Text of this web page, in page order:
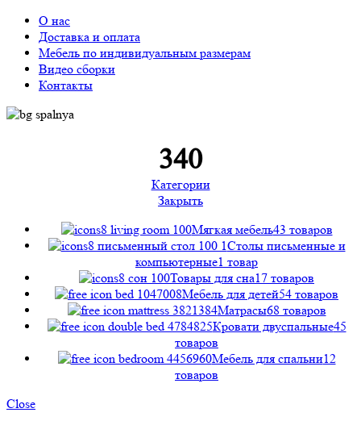
О нас
Доставка и оплата
Мебель по индивидуальным размерам
Видео сборки
Контакты
340
Категории
Закрыть
Мягкая мебель43 товаров
Столы пиcьменные и
компьютерные1 товар
Товары для сна17 товаров
Мебель для детей54 товаров
Матрасы68 товаров
Кровати двуспальные45
товаров
Мебель для спальни12
товаров
Close